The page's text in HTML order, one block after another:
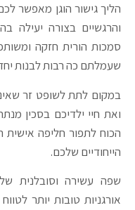
הליך גישור הוגן מאפשר
והרגשיים בצורה יעילה
סמכות הורית חזקה
שעמלתם כה רבות לבנות
במקום לתת לשופט זר
ואת חיי ילדיכם בסכין
הכוח לתפור חליפה אישית
הייחודיים שלכם.
שפה עשירה וסובלנית
אורגניות טובות יותר